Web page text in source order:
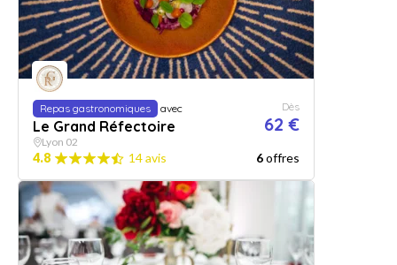
Repas gastronomiques avec
Le Grand Réfectoire
Dès
62 €
Lyon 02
4.8 14 avis 6offres